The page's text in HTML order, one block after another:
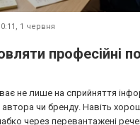
1 червня
професійні
не лише на сприйняття
автора чи бренду. Навіть
через перевантажені